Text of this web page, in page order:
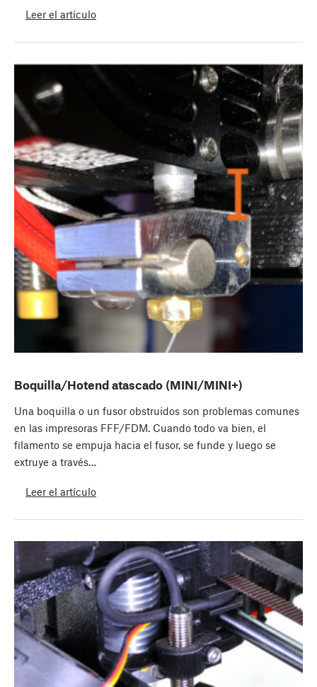
Leer el artículo
Boquilla/Hotend atascado (MINI/MINI+)
Una boquilla o un fusor obstruidos son problemas comunes
en las impresoras FFF/FDM. Cuando todo va bien, el
filamento se empuja hacia el fusor, se funde y luego se
extruye a través…
Leer el artículo